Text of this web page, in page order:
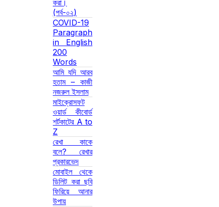
করা।
(পর্ব-০২)
COVID-19
Paragraph
in English
200
Words
আমি যদি আরব
হতাম – কাজী
নজরুল ইসলাম
মাইক্রোসফট
ওয়ার্ড কীবোর্ড
শর্টকাটের A to
Z
রেখা কাকে
বলে? রেখার
প্রকারভেদ
মোবাইল থেকে
ডিলিট করা ছবি
ফিরিয়ে আনার
উপায়